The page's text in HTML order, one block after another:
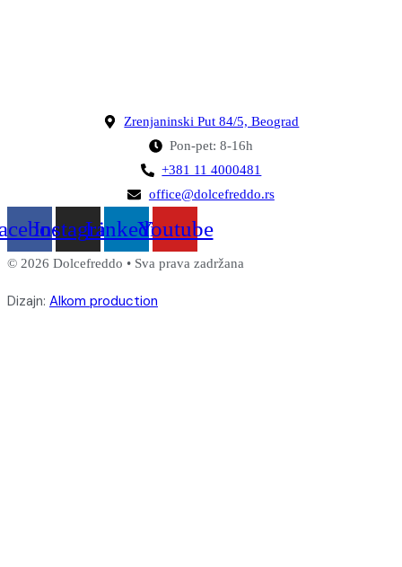
Zrenjaninski Put 84/5, Beograd
Pon-pet: 8-16h
+381 11 4000481
office@dolcefreddo.rs
InstagramLinkedinYoutube
© 2026 Dolcefreddo • Sva prava zadržana
Dizajn: Alkom production